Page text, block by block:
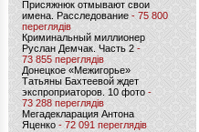
Присяжнюк отмывают свои
имена. Расследование - 75 800
переглядів
Криминальный миллионер
Руслан Демчак. Часть 2-
73 855 переглядів
Донецкое «Межигорье»
Татьяны Бахтеевой ждет
экспроприаторов. 10 фото -
73 288 переглядів
Мегадекларация Антона
Яценко - 72 091 переглядів